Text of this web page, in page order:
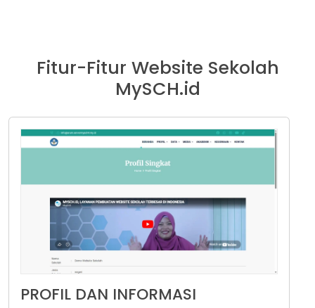
Fitur-Fitur Website Sekolah
MySCH.id
PROFIL DAN INFORMASI